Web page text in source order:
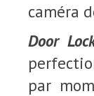
caméra
Door
par